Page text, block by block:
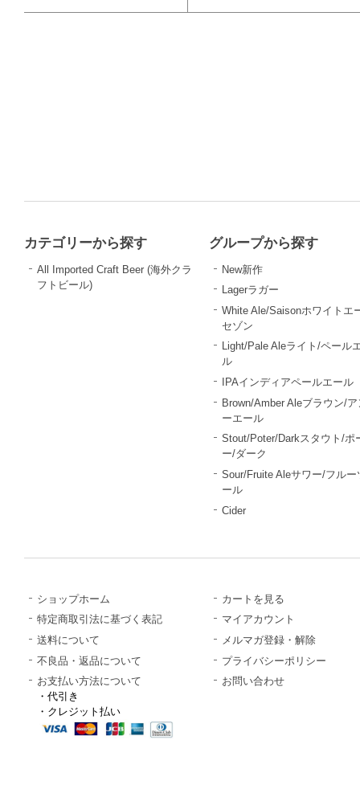
カテゴリーから探す
All Imported Craft Beer (海外クラ
フトビール)
グループから探す
New新作
Lagerラガー
White Ale/Saisonホワイトエ
セゾン
Light/Pale Aleライト/ペール
ル
IPAインディアペールエール
Brown/Amber Aleブラウン/ア
ーエール
Stout/Poter/Darkスタウト/ポ
ー/ダーク
Sour/Fruite Aleサワー/フルー
ール
Cider
ショップホーム
特定商取引法に基づく表記
送料について
不良品・返品について
お支払い方法について
・代引き
・クレジット払い
カートを見る
マイアカウント
メルマガ登録・解除
プライバシーポリシー
お問い合わせ